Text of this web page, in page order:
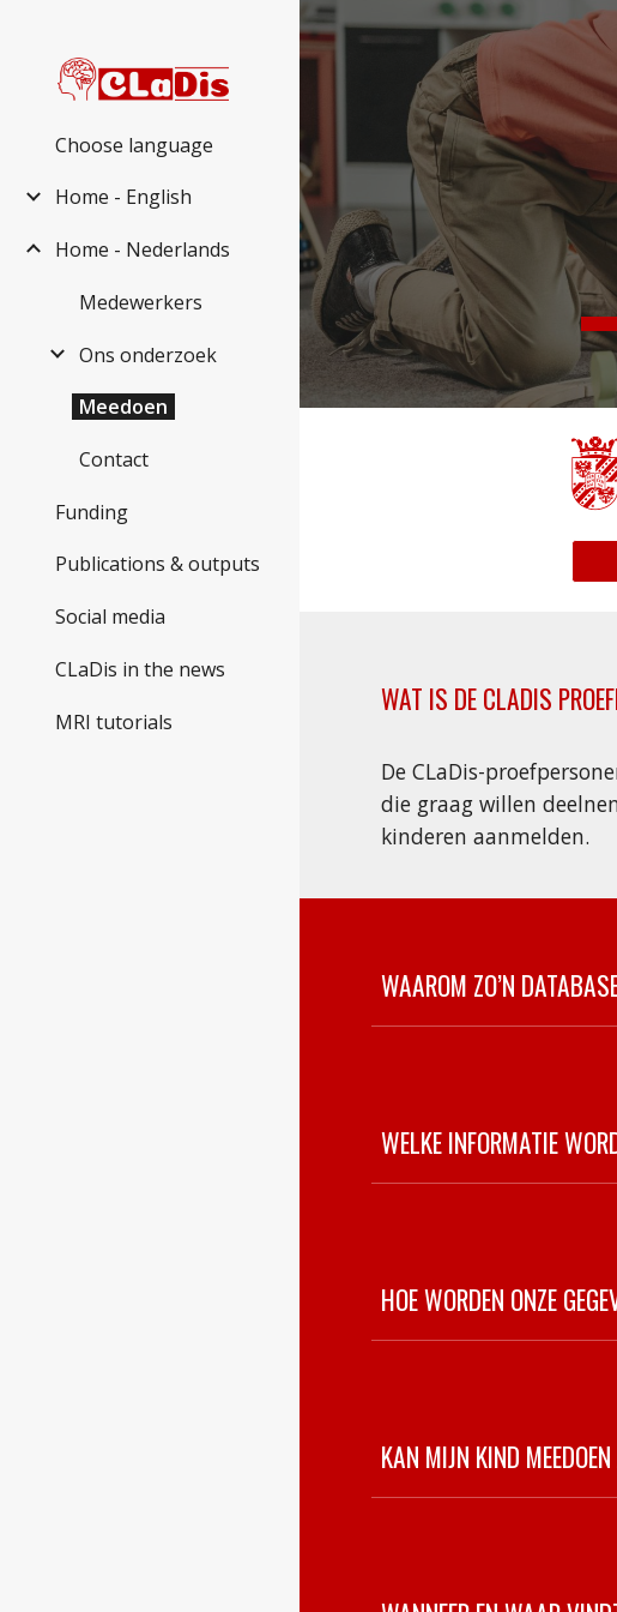
Skip to
Choose language
Home - English
Home - Nederlands
Medewerkers
Ons onderzoek
Meedoen
Contact
Funding
Publications & outputs
Social media
CLaDis in the news
MRI tutorials
WAT IS DE CLADIS
De CLaDis-
die graag willen
kinderen aanmelden.
WAAROM ZO’N
WELKE INFORMATIE
HOE WORDEN ONZE
KAN MIJN KIND